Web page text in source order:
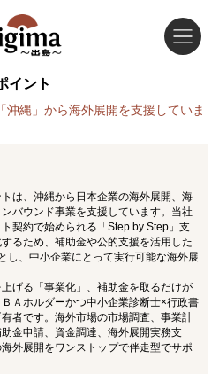
イント
縄」から海外展開を支援していま
は、沖縄から日本企業の海外展開、海
バウンド事業を支援しています。当社
契約で始められる「Step by Step」支
るため、補助金や公的支援を活用した
し、中小企業にとって実行可能な海外展
げる「事業化」、補助金を取るだけが
Ａホルダーかつ中小企業診断士×行政書
者です。海外市場の市場調査、事業計
金申請、資金調達、海外展開実務支
外展開をワンストップで伴走型でサポ